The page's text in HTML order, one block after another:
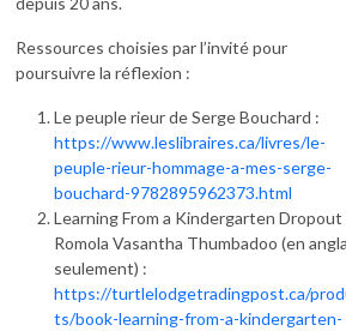
Ressources choisies par l’invité pour
poursuivre la réflexion :
Le peuple rieur de Serge Bouchard :
https://www.leslibraires.ca/livres/le-
peuple-rieur-hommage-a-mes-serge-
bouchard-9782895962373.html
Learning From a Kindergarten Dropout
Romola Vasantha Thumbadoo (en
seulement) :
https://turtlelodgetradingpost.ca/
ts/book-learning-from-a-kindergarten-